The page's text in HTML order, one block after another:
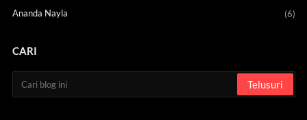
Ananda Nayla
(6)
CARI